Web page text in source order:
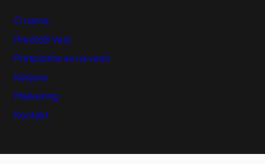
O nama
Predloži Vest
Pretplatite se na vesti
Karijera
Marketing
Kontakt